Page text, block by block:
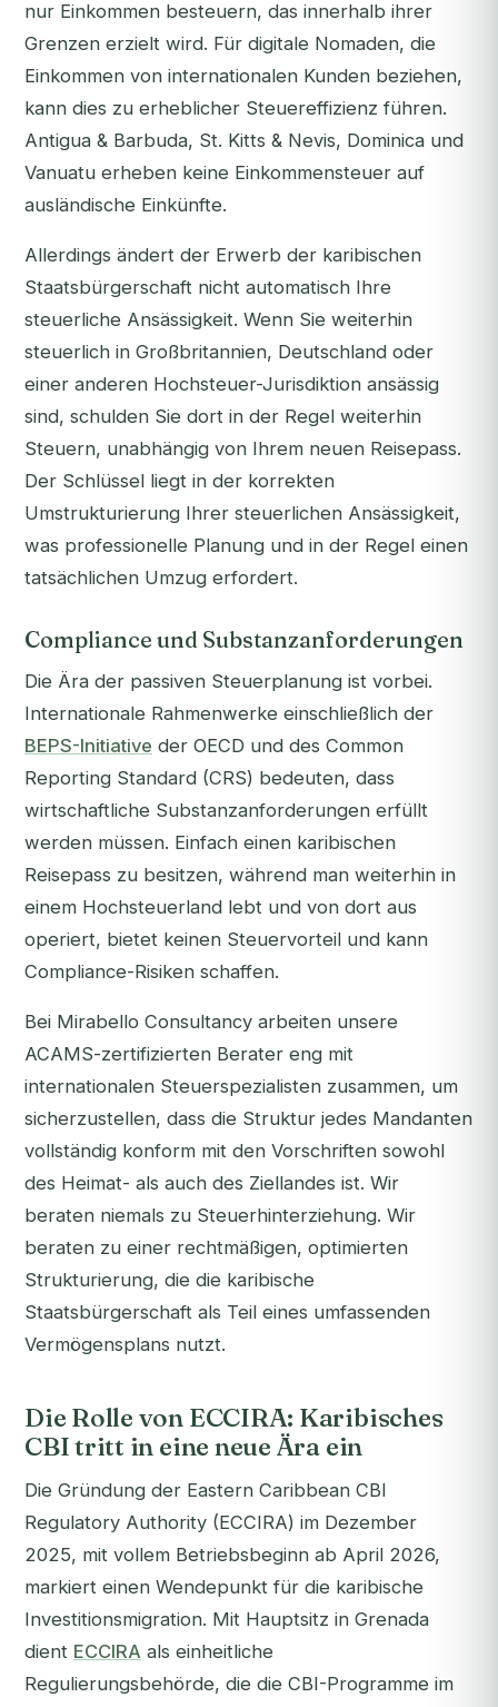
nur Einkommen besteuern, das innerhalb ihrer
Grenzen erzielt wird. Für digitale Nomaden, die
Einkommen von internationalen Kunden beziehen,
kann dies zu erheblicher Steuereffizienz führen.
Antigua & Barbuda, St. Kitts & Nevis, Dominica und
Vanuatu erheben keine Einkommensteuer auf
ausländische Einkünfte.
Allerdings ändert der Erwerb der karibischen
Staatsbürgerschaft nicht automatisch Ihre
steuerliche Ansässigkeit. Wenn Sie weiterhin
steuerlich in Großbritannien, Deutschland oder
einer anderen Hochsteuer-Jurisdiktion ansässig
sind, schulden Sie dort in der Regel weiterhin
Steuern, unabhängig von Ihrem neuen Reisepass.
Der Schlüssel liegt in der korrekten
Umstrukturierung Ihrer steuerlichen Ansässigkeit,
was professionelle Planung und in der Regel einen
tatsächlichen Umzug erfordert.
Compliance und Substanzanforderungen
Die Ära der passiven Steuerplanung ist vorbei.
Internationale Rahmenwerke einschließlich der
BEPS-Initiative der OECD und des Common
Reporting Standard (CRS) bedeuten, dass
wirtschaftliche Substanzanforderungen erfüllt
werden müssen. Einfach einen karibischen
Reisepass zu besitzen, während man weiterhin in
einem Hochsteuerland lebt und von dort aus
operiert, bietet keinen Steuervorteil und kann
Compliance-Risiken schaffen.
Bei Mirabello Consultancy arbeiten unsere
ACAMS-zertifizierten Berater eng mit
internationalen Steuerspezialisten zusammen, um
sicherzustellen, dass die Struktur jedes Mandanten
vollständig konform mit den Vorschriften sowohl
des Heimat- als auch des Ziellandes ist. Wir
beraten niemals zu Steuerhinterziehung. Wir
beraten zu einer rechtmäßigen, optimierten
Strukturierung, die die karibische
Staatsbürgerschaft als Teil eines umfassenden
Vermögensplans nutzt.
Die Rolle von ECCIRA: Karibisches
CBI tritt in eine neue Ära ein
Die Gründung der Eastern Caribbean CBI
Regulatory Authority (ECCIRA) im Dezember
2025, mit vollem Betriebsbeginn ab April 2026,
markiert einen Wendepunkt für die karibische
Investitionsmigration. Mit Hauptsitz in Grenada
dient ECCIRA als einheitliche
Regulierungsbehörde, die die CBI-Programme im